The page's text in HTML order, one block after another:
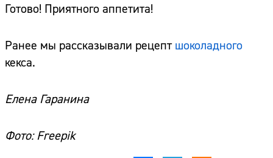
Готово! Приятного аппетита!
Ранее мы рассказывали рецепт шоколадного
кекса.
Елена Гаранина
Фото: Freepik